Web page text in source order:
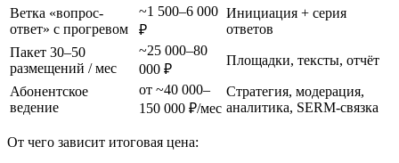
Ветка «вопрос-
ответ» с прогревом
~1 500–6 000
₽
Инициация + серия
ответов
Пакет 30–50
размещений / мес
~25 000–80
000 ₽
Площадки, тексты, отчёт
Абонентское
ведение
от ~40 000–
150 000 ₽/мес
Стратегия, модерация,
аналитика, SERM-связка
От чего зависит итоговая цена: